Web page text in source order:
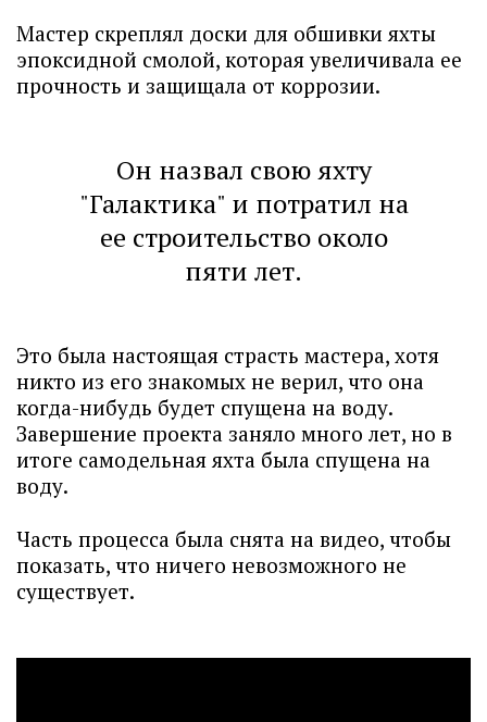
Мастер скреплял доски для обшивки яхты
эпоксидной смолой, которая увеличивала ее
прочность и защищала от коррозии.
Он назвал свою яхту
"Галактика" и потратил на
ее строительство около
пяти лет.
Это была настоящая страсть мастера, хотя
никто из его знакомых не верил, что она
когда-нибудь будет спущена на воду.
Завершение проекта заняло много лет, но в
итоге самодельная яхта была спущена на
воду.
Часть процесса была снята на видео, чтобы
показать, что ничего невозможного не
существует.